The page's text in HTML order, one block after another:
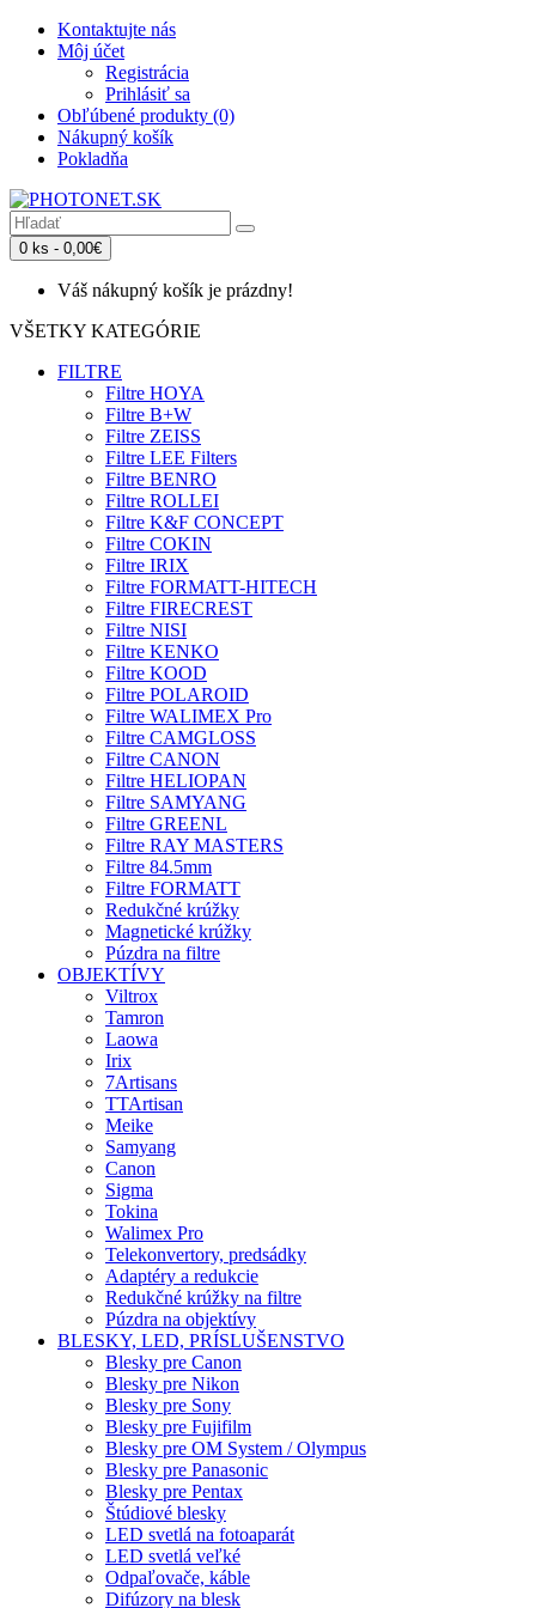
Kontaktujte nás
Môj účet
Registrácia
Prihlásiť sa
Obľúbené produkty (0)
Nákupný košík
Pokladňa
0 ks - 0,00€
Váš nákupný košík je prázdny!
VŠETKY KATEGÓRIE
FILTRE
Filtre HOYA
Filtre B+W
Filtre ZEISS
Filtre LEE Filters
Filtre BENRO
Filtre ROLLEI
Filtre K&F CONCEPT
Filtre COKIN
Filtre IRIX
Filtre FORMATT-HITECH
Filtre FIRECREST
Filtre NISI
Filtre KENKO
Filtre KOOD
Filtre POLAROID
Filtre WALIMEX Pro
Filtre CAMGLOSS
Filtre CANON
Filtre HELIOPAN
Filtre SAMYANG
Filtre GREENL
Filtre RAY MASTERS
Filtre 84.5mm
Filtre FORMATT
Redukčné krúžky
Magnetické krúžky
Púzdra na filtre
OBJEKTÍVY
Viltrox
Tamron
Laowa
Irix
7Artisans
TTArtisan
Meike
Samyang
Canon
Sigma
Tokina
Walimex Pro
Telekonvertory, predsádky
Adaptéry a redukcie
Redukčné krúžky na filtre
Púzdra na objektívy
BLESKY, LED, PRÍSLUŠENSTVO
Blesky pre Canon
Blesky pre Nikon
Blesky pre Sony
Blesky pre Fujifilm
Blesky pre OM System / Olympus
Blesky pre Panasonic
Blesky pre Pentax
Štúdiové blesky
LED svetlá na fotoaparát
LED svetlá veľké
Odpaľovače, káble
Difúzory na blesk